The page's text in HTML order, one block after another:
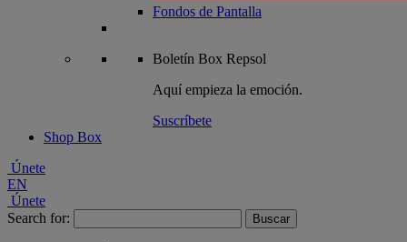
Fondos de Pantalla
Boletín Box Repsol
Aquí empieza la emoción.
Suscríbete
Shop Box
Únete
EN
Únete
Search for: